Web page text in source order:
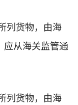
列货物，由海
应从海关监管通
列货物，由海